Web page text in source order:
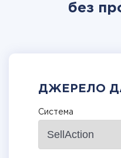
без
ДЖЕРЕЛО
Система